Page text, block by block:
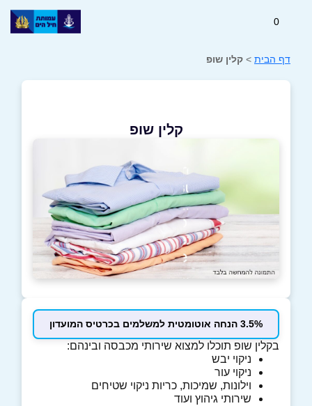
0
דף הבית > קלין שופ
קלין שופ
3.5% הנחה אוטומטית למשלמים בכרטיס המועדון
בקלין שופ תוכלו למצוא שירותי מכבסה ובינהם:
ניקוי יבש
ניקוי עור
וילונות, שמיכות, כריות ניקוי שטיחים
שירותי גיהוץ ועוד